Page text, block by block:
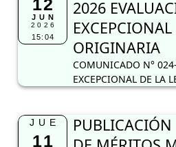
JUE
11
JUN
PUBLICACIÓN
DE MÉRITOS
EVALUACIÓN
EXPEDIENTES
PUBLICACIÓN DEL